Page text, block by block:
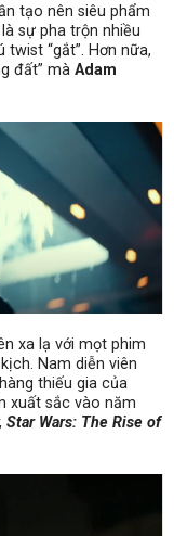
tạo nên siêu phẩm
sự pha trộn nhiều
“gắt”. Hơn nữa,
đất” mà Adam
xa lạ với mọt phim
Nam diễn viên
thiếu gia của
xuất sắc vào năm
Star Wars: The Rise of